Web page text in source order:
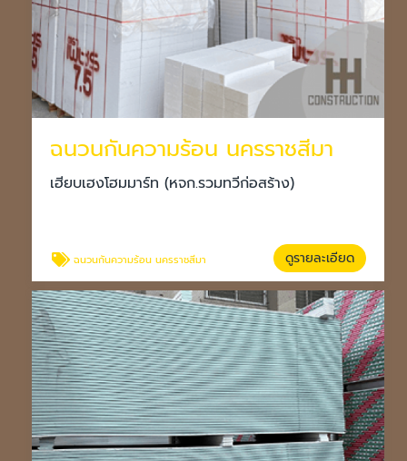
ฉนวนกันความร้อน นครราชสีมา
เฮียบเฮงโฮมมาร์ท (หจก.รวมทวีก่อสร้าง)
ฉนวนกันความร้อน นครราชสีมา ดูรายละเอียด